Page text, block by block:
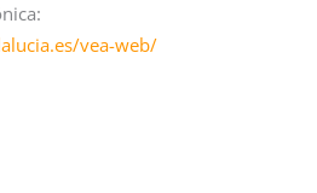
vea-web/